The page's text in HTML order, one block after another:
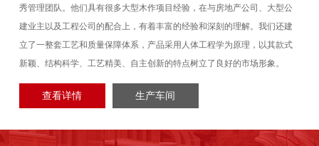
秀管理团队。他们具有很多大型木作项目经验，在与房地产公司、大型公
建业主以及工程公司的配合上，有着丰富的经验和深刻的理解。我们还建
立了一整套工艺和质量保障体系，产品采用人体工程学为原理，以其款式
新颖、结构科学、工艺精美、自主创新的特点树立了良好的市场形象。
查看详情 生产车间